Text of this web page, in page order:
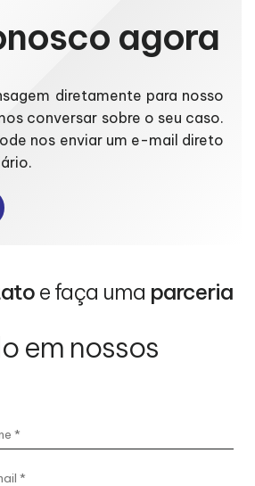
agora
diretamente para nosso
conversar sobre o seu caso.
nos enviar um e-mail direto
e faça uma parceria
em nossos